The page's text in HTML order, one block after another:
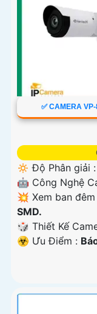
✅ CAMERA
🔅 Độ Phân giải :
🤖️ Công Nghệ
💥 Xem ban đêm
SMD.
🎲 Thiết Kế
️☣️ Ưu Điểm :